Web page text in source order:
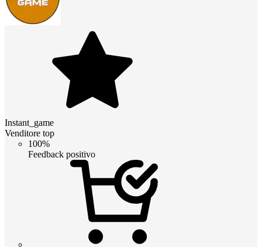
Instant_game
Venditore top
100%
Feedback positivo